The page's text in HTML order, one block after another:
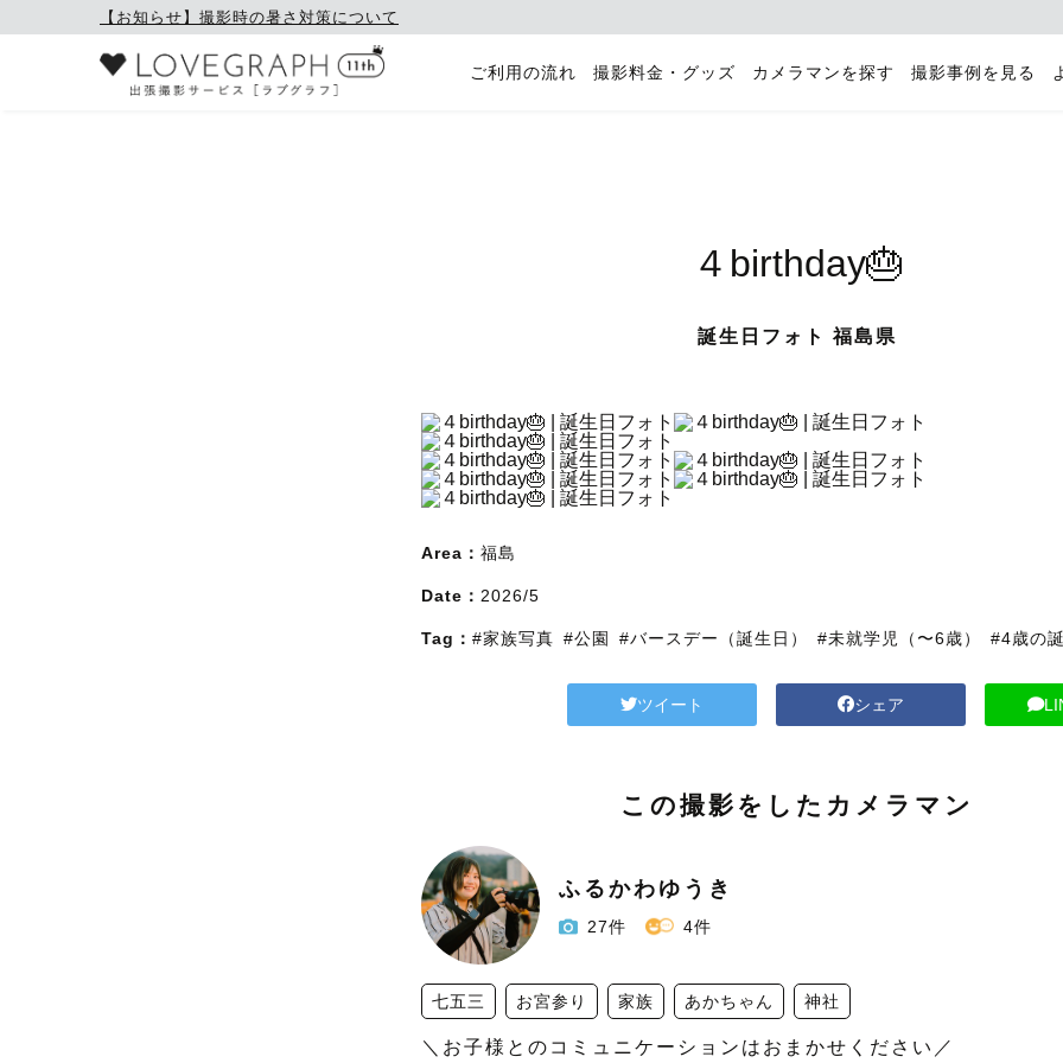
【お知らせ】撮影時の暑さ対策について
ご利用の流れ 撮影料金・グッズ カメラマンを探す 撮影事例を見る
４birthday🎂
誕生日フォト 福島県
Area： 福島
Date： 2026/5
Tag： #家族写真 #公園 #バースデー（誕生日） #未就学児（〜6歳） #4歳の
ツイート シェア
この撮影をしたカメラマン
ふるかわゆうき
27件 4件
七五三 お宮参り 家族 あかちゃん 神社
＼お子様とのコミュニケーションはおまかせください／